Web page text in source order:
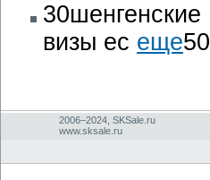
30шенгенские
визы ес еще50
2006–2024, SKSale.ru
www.sksale.ru